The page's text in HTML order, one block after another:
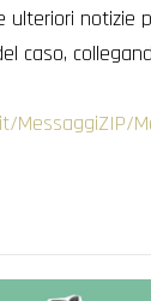
ulteriori notizie
caso,